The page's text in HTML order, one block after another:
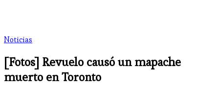
Noticias
[Fotos] Revuelo causó un mapache
muerto en Toronto